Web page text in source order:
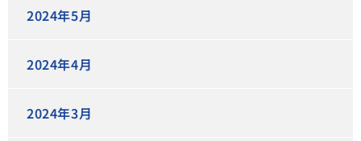
2024年5月
2024年4月
2024年3月